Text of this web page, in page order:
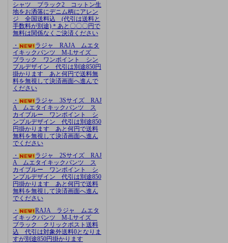
シャツ ブラック2 コットン生
地をお洒落にデニム柄にアレン
ジ 全国送料込 (代引は送料と
手数料が別途)＊あと〇〇〇円で
無料は関係なくご決済ください
・
ラジャ RAJA ムエタ
イキックパンツ M-Lサイズ
ブラック ワンポイント シン
プルデザイン 代引は別途850円
掛かります あと何円で送料無
料を無視して決済画面へ進んで
ください
・
ラジャ 3Sサイズ RAJ
A ムエタイキックパンツ ス
カイブルー ワンポイント シ
ンプルデザイン 代引は別途850
円掛かります あと何円で送料
無料を無視して決済画面へ進ん
でください
・
ラジャ 2Sサイズ RAJ
A ムエタイキックパンツ ス
カイブルー ワンポイント シ
ンプルデザイン 代引は別途850
円掛かります あと何円で送料
無料を無視して決済画面へ進ん
でください
・
RAJA ラジャ ムエタ
イキックパンツ M-Lサイズ
ブラック クリックポスト送料
込 代引は対象外送料0となりま
すが別途850円掛かります